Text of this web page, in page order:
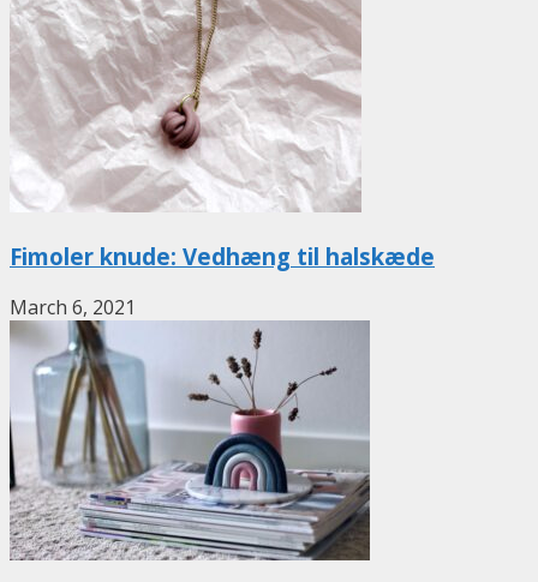
Fimoler knude: Vedhæng til halskæde
March 6, 2021